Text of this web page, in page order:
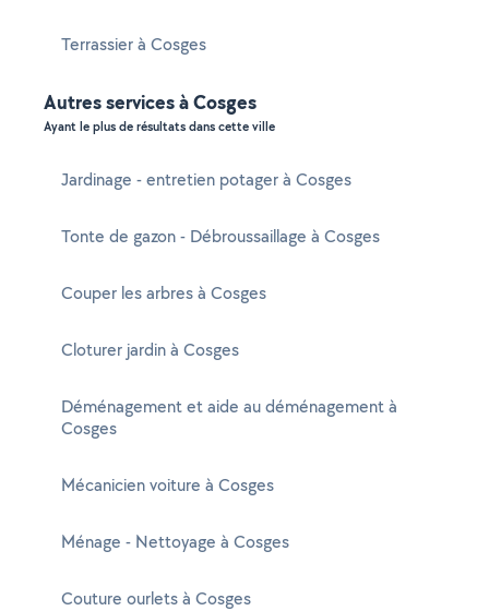
Terrassier à Cosges
Autres services à Cosges
Ayant le plus de résultats dans cette ville
Jardinage - entretien potager à Cosges
Tonte de gazon - Débroussaillage à Cosges
Couper les arbres à Cosges
Cloturer jardin à Cosges
Déménagement et aide au déménagement à
Cosges
Mécanicien voiture à Cosges
Ménage - Nettoyage à Cosges
Couture ourlets à Cosges